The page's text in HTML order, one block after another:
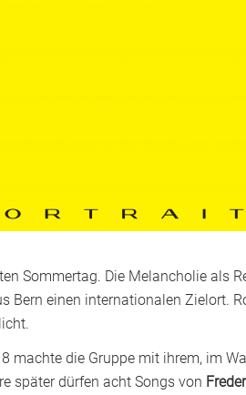
Sommertag. Die Melancholie als
Bern einen internationalen Zielort.
machte die Gruppe mit ihrem, im
später dürfen acht Songs von